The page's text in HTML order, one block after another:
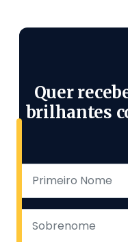
Quer
brilhantes